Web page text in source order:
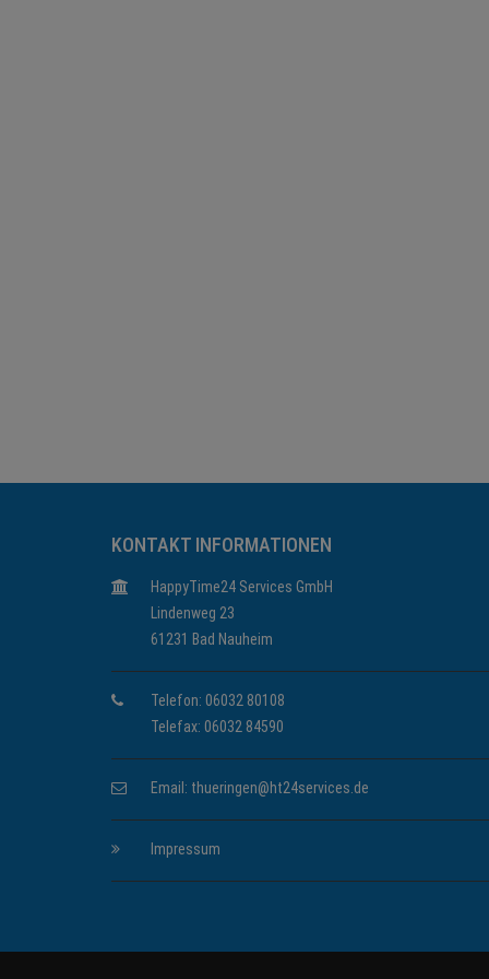
KONTAKT INFORMATIONEN
HappyTime24 Services GmbH
Lindenweg 23
61231 Bad Nauheim
Telefon: 06032 80108
Telefax: 06032 84590
Email: thueringen@ht24services.de
Impressum